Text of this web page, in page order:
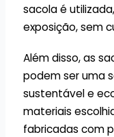
sacola é
exposição, sem
Além disso, as
podem ser uma
sustentável e
materiais
fabricadas com